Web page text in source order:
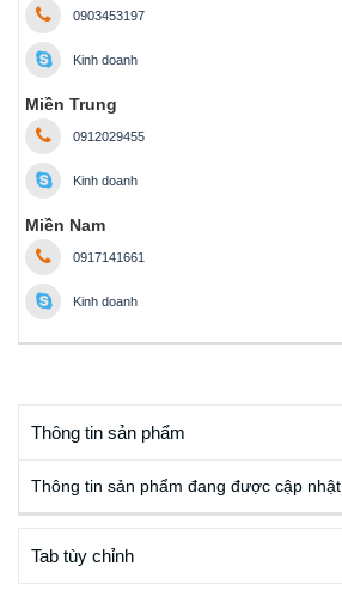
0903453197
Kinh doanh
Miền Trung
0912029455
Kinh doanh
Miền Nam
0917141661
Kinh doanh
Thông tin sản phẩm
Thông tin sản phẩm đang được cập nhật
Tab tùy chỉnh